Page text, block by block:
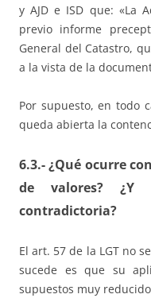
y AJD e ISD que: «La
previo informe
General del Catastro,
a la vista de la
Por supuesto, en todo
queda abierta la
6.3.- ¿Qué ocurre
de valores? ¿Y
contradictoria?
El art. 57 de la LGT no
sucede es que su
supuestos muy